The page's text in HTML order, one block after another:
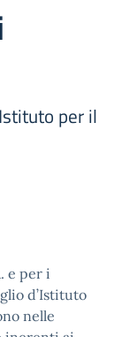
per il
e per i
d’Istituto
nelle